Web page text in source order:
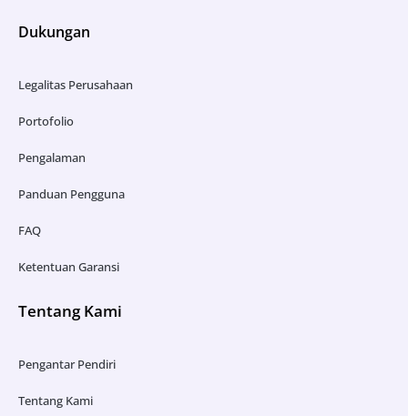
Dukungan
Legalitas Perusahaan
Portofolio
Pengalaman
Panduan Pengguna
FAQ
Ketentuan Garansi
Tentang Kami
Pengantar Pendiri
Tentang Kami